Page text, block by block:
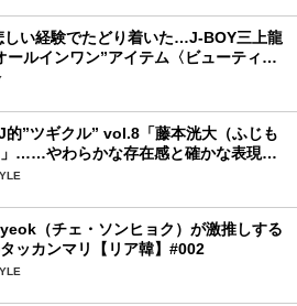
しい経験でたどり着いた…J-BOY三上龍
ールインワン”アイテム〈ビューティ＆
必需品〉
的”ツギクル” vol.8「藤本洸大（ふじも
」……やわらかな存在感と確かな表現力
つかむ注目株
（チェ・ソンヒョク）が激推しする
ッカンマリ【リア韓】#002